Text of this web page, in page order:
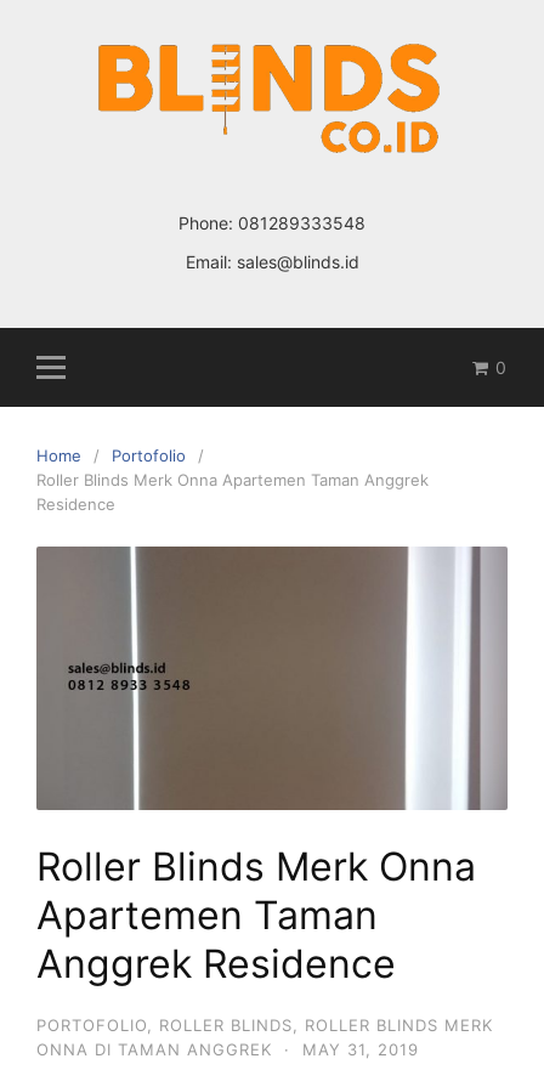
Phone: 081289333548
Email: sales@blinds.id
0
Home
Portofolio
Roller Blinds Merk Onna Apartemen Taman Anggrek
Residence
Roller Blinds Merk Onna
Apartemen Taman
Anggrek Residence
PORTOFOLIO, ROLLER BLINDS, ROLLER BLINDS MERK
ONNA DI TAMAN ANGGREK
· MAY 31, 2019